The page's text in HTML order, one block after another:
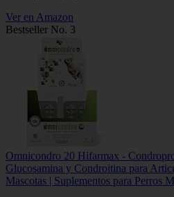
Ver en Amazon
Bestseller No. 3
Omnicondro 20 Hifarmax -
Glucosamina y Condroitina para
Mascotas | Suplementos para Perros